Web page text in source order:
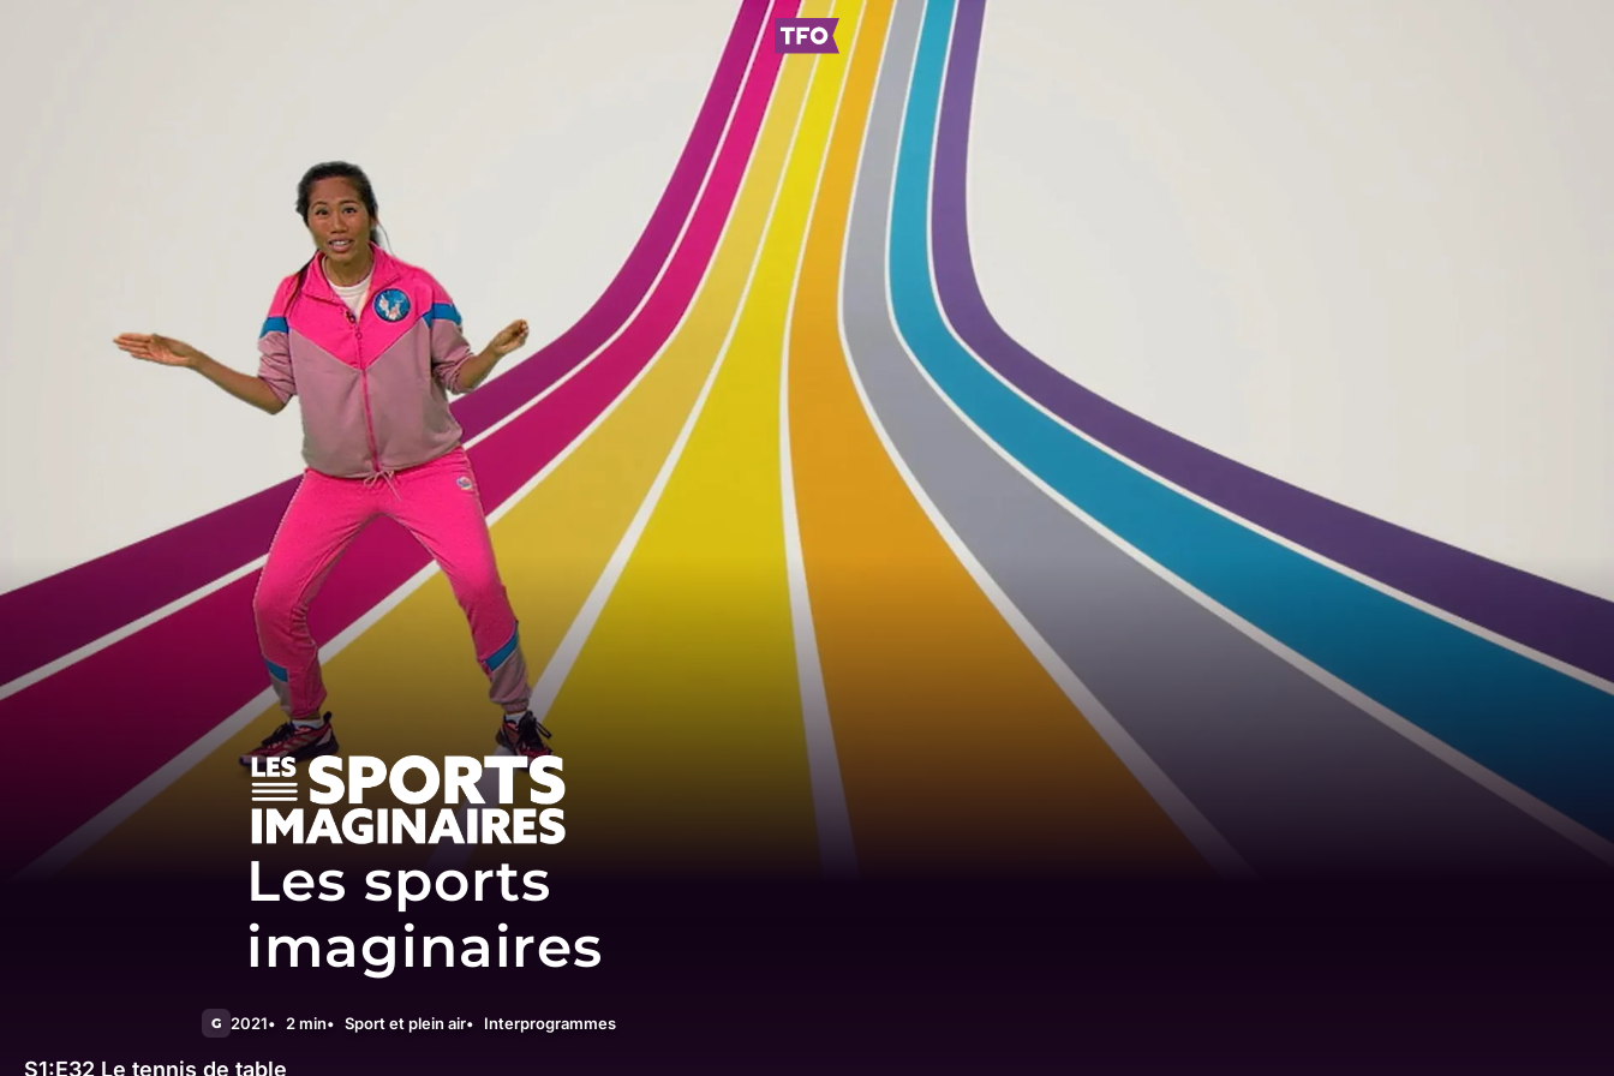
Les sports
imaginaires
G 2021 2 min Sport et plein air Interprogrammes
S1:E32 Le tennis de table